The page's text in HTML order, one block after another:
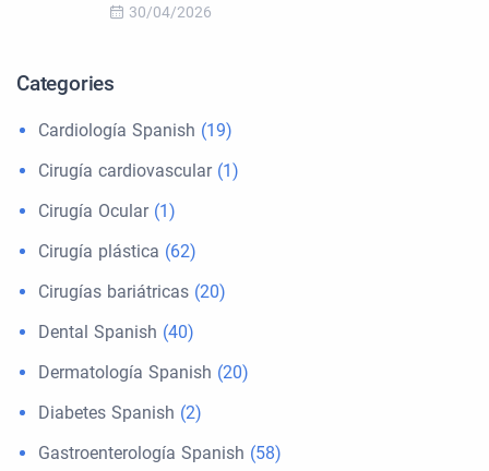
30/04/2026
Categories
Cardiología Spanish (19)
Cirugía cardiovascular(1)
Cirugía Ocular(1)
Cirugía plástica (62)
Cirugías bariátricas (20)
Dental Spanish (40)
Dermatología Spanish (20)
Diabetes Spanish (2)
Gastroenterología Spanish (58)